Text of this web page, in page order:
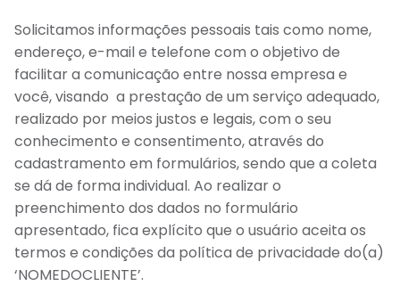
Solicitamos informações pessoais tais como nome,
endereço, e-mail e telefone com o objetivo de
facilitar a comunicação entre nossa empresa e
você, visando a prestação de um serviço adequado,
realizado por meios justos e legais, com o seu
conhecimento e consentimento, através do
cadastramento em formulários, sendo que a coleta
se dá de forma individual. Ao realizar o
preenchimento dos dados no formulário
apresentado, fica explícito que o usuário aceita os
termos e condições da política de privacidade do(a)
‘NOMEDOCLIENTE’.